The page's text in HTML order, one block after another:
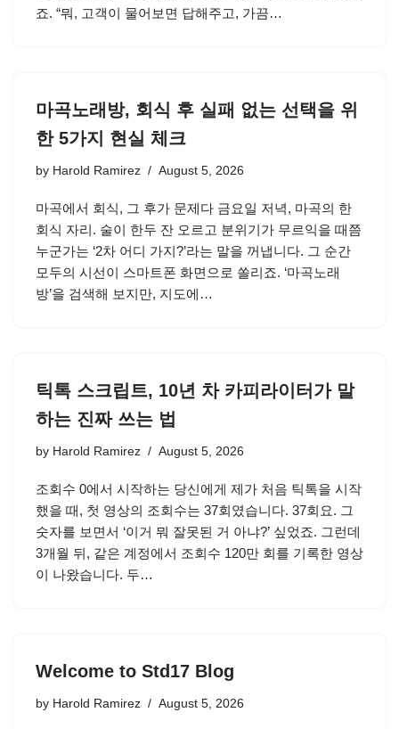
죠. “뭐, 고객이 물어보면 답해주고, 가끔…
마곡노래방, 회식 후 실패 없는 선택을 위
한 5가지 현실 체크
by Harold Ramirez August 5, 2026
마곡에서 회식, 그 후가 문제다 금요일 저녁, 마곡의 한
회식 자리. 술이 한두 잔 오르고 분위기가 무르익을 때쯤
누군가는 ‘2차 어디 가지?’라는 말을 꺼냅니다. 그 순간
모두의 시선이 스마트폰 화면으로 쏠리죠. ‘마곡노래
방’을 검색해 보지만, 지도에…
틱톡 스크립트, 10년 차 카피라이터가 말
하는 진짜 쓰는 법
by Harold Ramirez August 5, 2026
조회수 0에서 시작하는 당신에게 제가 처음 틱톡을 시작
했을 때, 첫 영상의 조회수는 37회였습니다. 37회요. 그
숫자를 보면서 ‘이거 뭐 잘못된 거 아냐?’ 싶었죠. 그런데
3개월 뒤, 같은 계정에서 조회수 120만 회를 기록한 영상
이 나왔습니다. 두…
Welcome to Std17 Blog
by Harold Ramirez August 5, 2026